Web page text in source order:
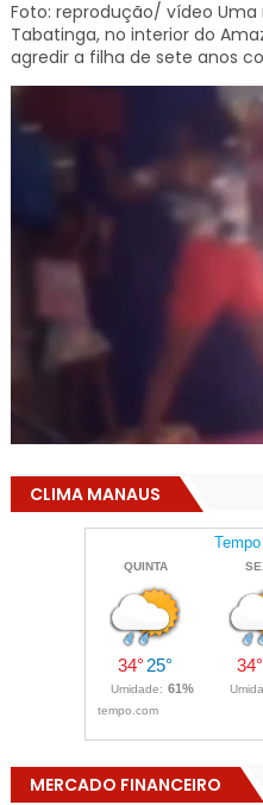
Foto: reprodução/ vídeo
Tabatinga, no interior do
agredir a filha de sete anos
CLIMA MANAUS
MERCADO FINANCEIRO